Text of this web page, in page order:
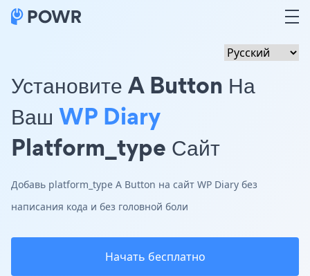
Установите A Button На
Ваш WP Diary
Platform_type Сайт
Добавь platform_type A Button на сайт WP Diary без
написания кода и без головной боли
Начать бесплатно